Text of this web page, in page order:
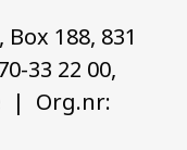
188, 831
33 22 00,
| Org.nr: